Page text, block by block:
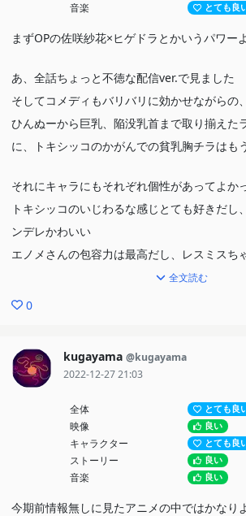
音楽 とても良
まずOPの佐咲紗花×ヒゲドラとかいうパワー
あ、全話ちょっと不徳な配信ver.で見ました
そしてコメディもバリバリに効かせながらの
ひんぬーから巨乳、陥没乳首まで取り揃えた
に、トキシッコのかがんでの貧乳胸チラはも
それにキャラにもそれぞれ個性があってよか
トキシッコのいじわるな感じとても好きだし
ンデレかわいい
エノメさんの包容力は最高だし、レスミスち
全文読む
0
kugayama @kugayama
2022-12-27 21:03
全体 とても良
映像 良い
キャラクター とても良
ストーリー 良い
音楽 良い
今期前情報無しに見たアニメの中ではかなり